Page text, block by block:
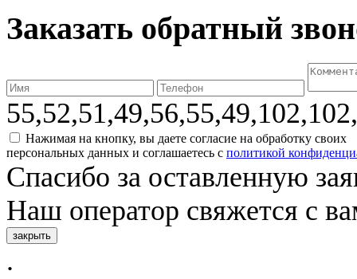
Заказать обратный
Нажимая на кнопку, вы даете согласие на обработку своих
персональных данных и соглашаетесь с политикой
Спасибо за оставленную
Наш оператор свяжется с
закрыть
.